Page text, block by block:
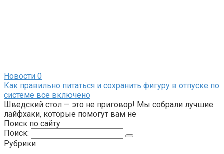
Новости 0
Как правильно питаться и сохранить фигуру в отпуске по
системе все включено
Шведский стол — это не приговор! Мы собрали лучшие
лайфхаки, которые помогут вам не
Поиск по сайту
Поиск:
Рубрики